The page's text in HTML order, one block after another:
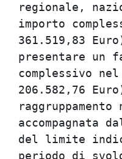
regionale,
importo
361.519,83
del limite
periodo di